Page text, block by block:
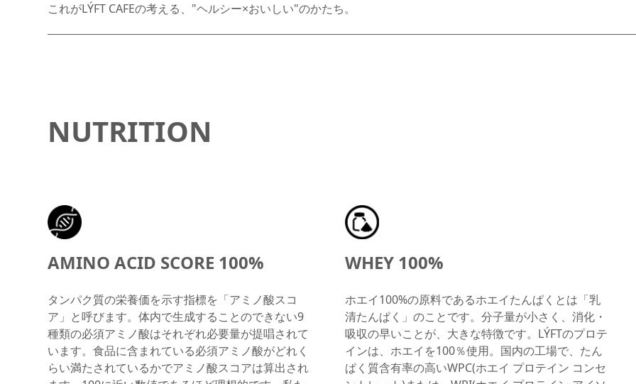
これがLÝFT CAFEの考える、"ヘルシー×おいしい"のかたち。
NUTRITION
AMINO ACID SCORE 100%
タンパク質の栄養価を示す指標を「アミノ酸スコ
ア」と呼びます。体内で生成することのできない9
種類の必須アミノ酸はそれぞれ必要量が提唱されて
います。食品に含まれている必須アミノ酸がどれく
らい満たされているかでアミノ酸スコアは算出され
WHEY 100%
ホエイ100%の原料であるホエイたんぱくとは「乳
清たんぱく」のことです。分子量が小さく、消化・
吸収の早いことが、大きな特徴です。LÝFTのプロテ
インは、ホエイを100％使用。国内の工場で、たん
ぱく質含有率の高いWPC(ホエイ プロテイン コンセ